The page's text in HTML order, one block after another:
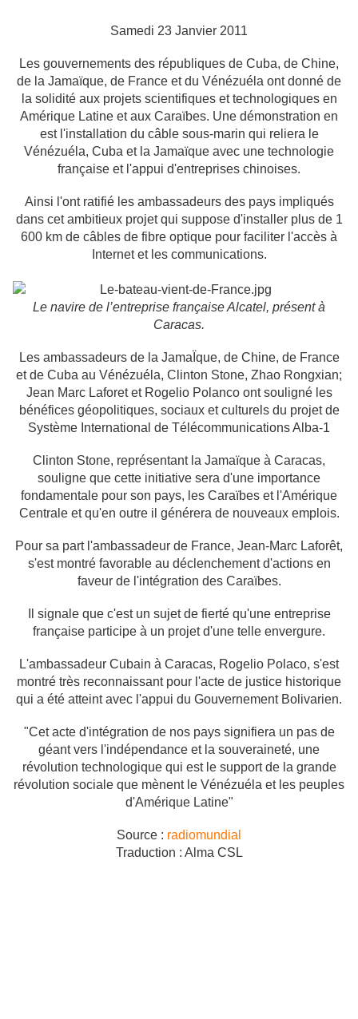
Samedi 23 Janvier 2011
Les gouvernements des républiques de Cuba, de Chine,
de la Jamaïque, de France et du Vénézuéla ont donné de
la solidité aux projets scientifiques et technologiques en
Amérique Latine et aux Caraïbes. Une démonstration en
est l'installation du câble sous-marin qui reliera le
Vénézuéla, Cuba et la Jamaïque avec une technologie
française et l'appui d'entreprises chinoises.
Ainsi l'ont ratifié les ambassadeurs des pays impliqués
dans cet ambitieux projet qui suppose d'installer plus de 1
600 km de câbles de fibre optique pour faciliter l'accès à
Internet et les communications.
Le navire de l’entreprise française Alcatel, présent à
Caracas.
Les ambassadeurs de la JamaÏque, de Chine, de France
et de Cuba au Vénézuéla, Clinton Stone, Zhao Rongxian;
Jean Marc Laforet et Rogelio Polanco ont souligné les
bénéfices géopolitiques, sociaux et culturels du projet de
Système International de Télécommunications Alba-1
Clinton Stone, représentant la Jamaïque à Caracas,
souligne que cette initiative sera d'une importance
fondamentale pour son pays, les Caraïbes et l'Amérique
Centrale et qu'en outre il générera de nouveaux emplois.
Pour sa part l'ambassadeur de France, Jean-Marc Laforêt,
s'est montré favorable au déclenchement d'actions en
faveur de l'intégration des Caraïbes.
Il signale que c'est un sujet de fierté qu'une entreprise
française participe à un projet d'une telle envergure.
L'ambassadeur Cubain à Caracas, Rogelio Polaco, s'est
montré très reconnaissant pour l'acte de justice historique
qui a été atteint avec l'appui du Gouvernement Bolivarien.
"Cet acte d'intégration de nos pays signifiera un pas de
géant vers l'indépendance et la souveraineté, une
révolution technologique qui est le support de la grande
révolution sociale que mènent le Vénézuéla et les peuples
d'Amérique Latine"
Source : radiomundial
Traduction : Alma CSL